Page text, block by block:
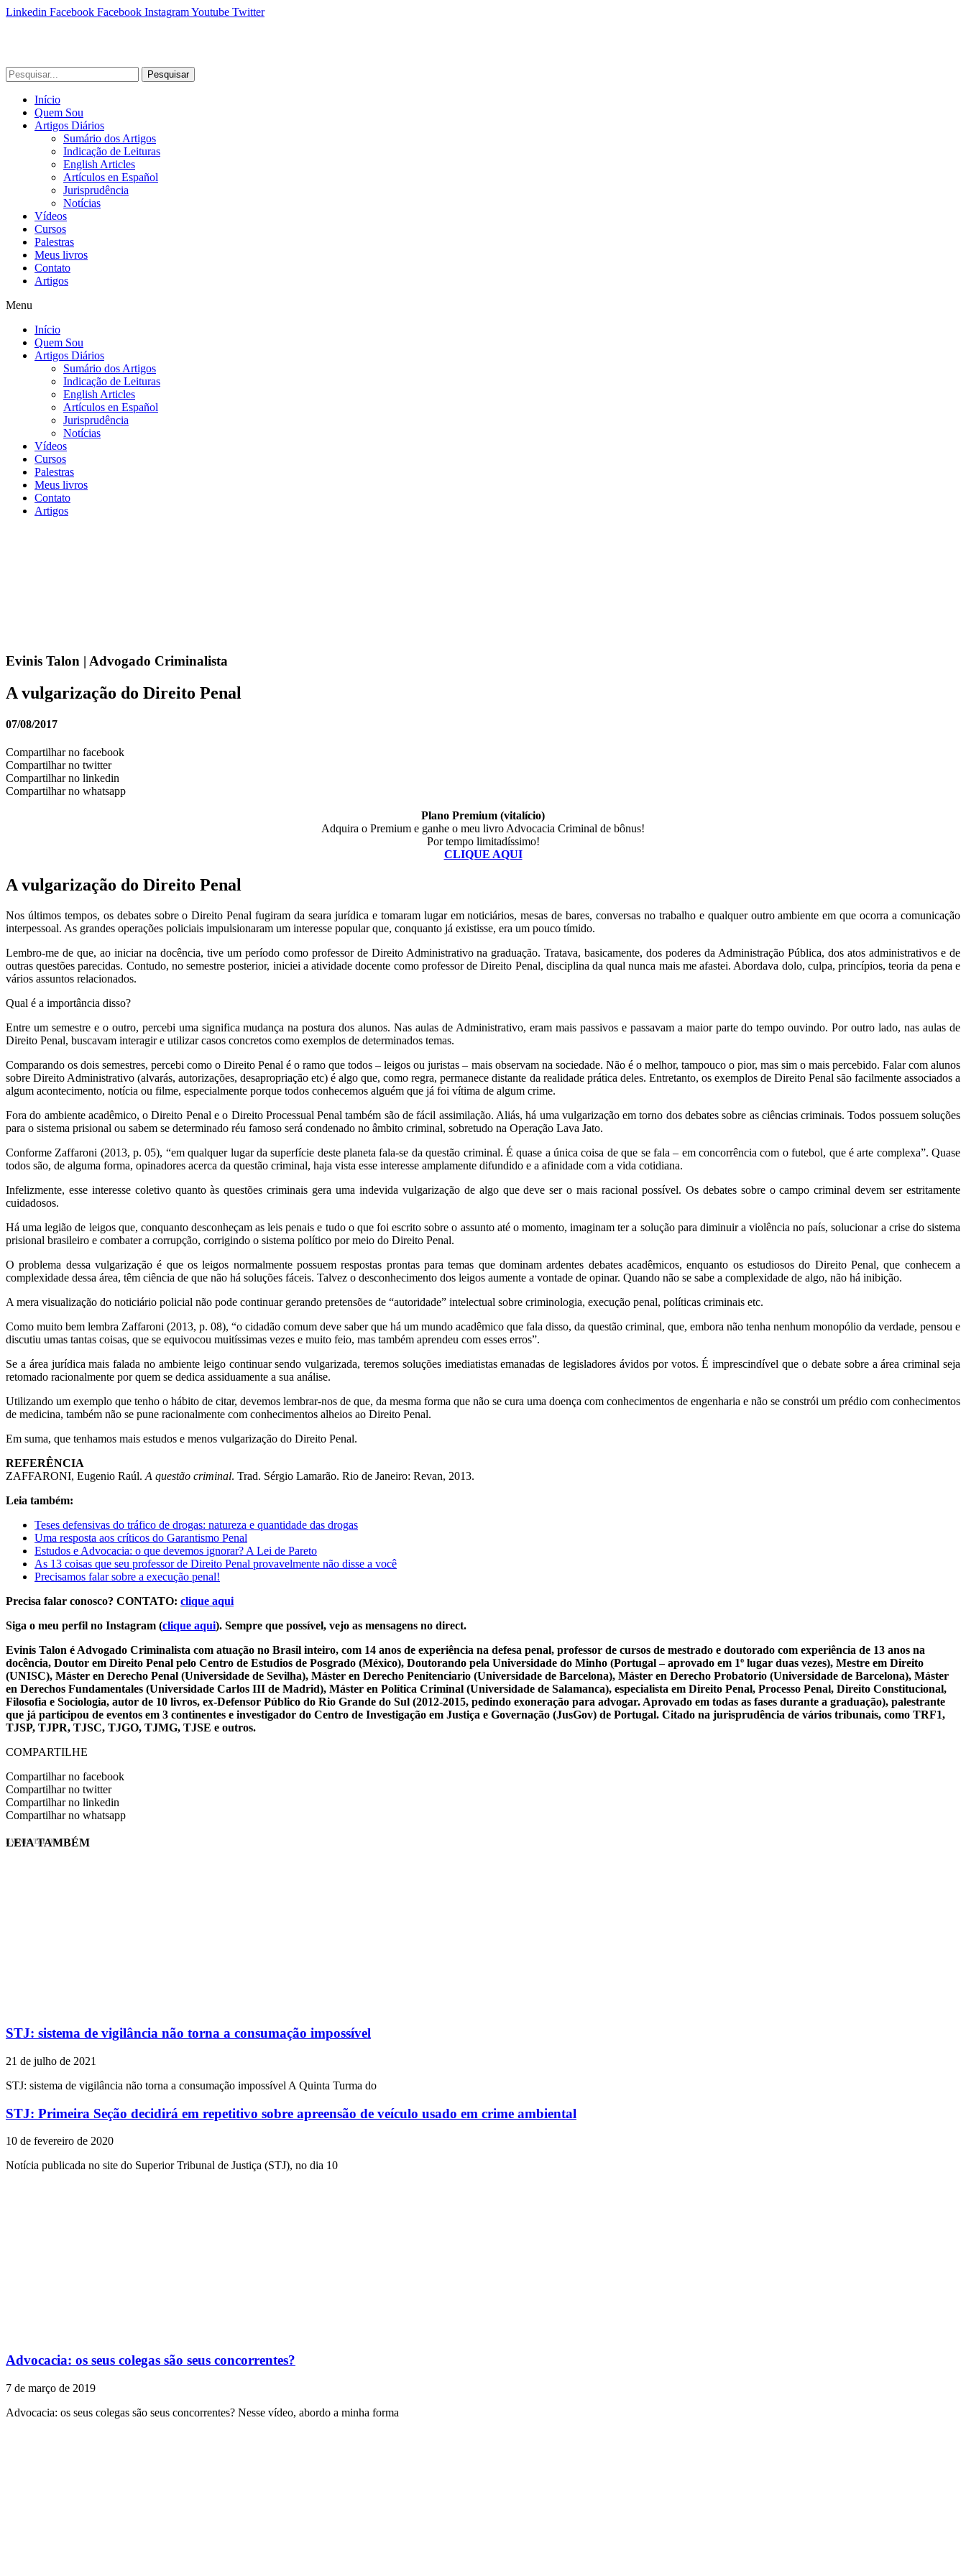
Linkedin Facebook Facebook InstagramYoutube Twitter
Pesquisar
Início
Quem Sou
Artigos Diários
Sumário dos Artigos
Indicação de Leituras
English Articles
Artículos en Español
Jurisprudência
Notícias
Vídeos
Cursos
Palestras
Meus livros
Contato
Artigos
Menu
Início
Quem Sou
Artigos Diários
Sumário dos Artigos
Indicação de Leituras
English Articles
Artículos en Español
Jurisprudência
Notícias
Vídeos
Cursos
Palestras
Meus livros
Contato
Artigos
Evinis Talon | Advogado Criminalista
A vulgarização do Direito Penal
07/08/2017
Compartilhar no facebook
Compartilhar no twitter
Compartilhar no linkedin
Compartilhar no whatsapp
Plano Premium (vitalício)
Adquira o Premium e ganhe o meu livro Advocacia Criminal de bônus!
Por tempo limitadíssimo!
CLIQUE AQUI
A vulgarização do Direito Penal
Nos últimos tempos, os debates sobre o Direito Penal fugiram da seara jurídica e tomaram lugar em noticiários, mesas de bares, conversas no trabalho e qualquer outro ambiente em que ocorra a comunicação
interpessoal. As grandes operações policiais impulsionaram um interesse popular que, conquanto já existisse, era um pouco tímido.
Lembro-me de que, ao iniciar na docência, tive um período como professor de Direito Administrativo na graduação. Tratava, basicamente, dos poderes da Administração Pública, dos atos administrativos e de
outras questões parecidas. Contudo, no semestre posterior, iniciei a atividade docente como professor de Direito Penal, disciplina da qual nunca mais me afastei. Abordava dolo, culpa, princípios, teoria da pena e
vários assuntos relacionados.
Qual é a importância disso?
Entre um semestre e o outro, percebi uma significa mudança na postura dos alunos. Nas aulas de Administrativo, eram mais passivos e passavam a maior parte do tempo ouvindo. Por outro lado, nas aulas de
Direito Penal, buscavam interagir e utilizar casos concretos como exemplos de determinados temas.
Comparando os dois semestres, percebi como o Direito Penal é o ramo que todos – leigos ou juristas – mais observam na sociedade. Não é o melhor, tampouco o pior, mas sim o mais percebido. Falar com alunos
sobre Direito Administrativo (alvarás, autorizações, desapropriação etc) é algo que, como regra, permanece distante da realidade prática deles. Entretanto, os exemplos de Direito Penal são facilmente associados a
algum acontecimento, notícia ou filme, especialmente porque todos conhecemos alguém que já foi vítima de algum crime.
Fora do ambiente acadêmico, o Direito Penal e o Direito Processual Penal também são de fácil assimilação. Aliás, há uma vulgarização em torno dos debates sobre as ciências criminais. Todos possuem soluções
para o sistema prisional ou sabem se determinado réu famoso será condenado no âmbito criminal, sobretudo na Operação Lava Jato.
Conforme Zaffaroni (2013, p. 05), “em qualquer lugar da superfície deste planeta fala-se da questão criminal. É quase a única coisa de que se fala – em concorrência com o futebol, que é arte complexa”. Quase
todos são, de alguma forma, opinadores acerca da questão criminal, haja vista esse interesse amplamente difundido e a afinidade com a vida cotidiana.
Infelizmente, esse interesse coletivo quanto às questões criminais gera uma indevida vulgarização de algo que deve ser o mais racional possível. Os debates sobre o campo criminal devem ser estritamente
cuidadosos.
Há uma legião de leigos que, conquanto desconheçam as leis penais e tudo o que foi escrito sobre o assunto até o momento, imaginam ter a solução para diminuir a violência no país, solucionar a crise do sistema
prisional brasileiro e combater a corrupção, corrigindo o sistema político por meio do Direito Penal.
O problema dessa vulgarização é que os leigos normalmente possuem respostas prontas para temas que dominam ardentes debates acadêmicos, enquanto os estudiosos do Direito Penal, que conhecem a
complexidade dessa área, têm ciência de que não há soluções fáceis. Talvez o desconhecimento dos leigos aumente a vontade de opinar. Quando não se sabe a complexidade de algo, não há inibição.
A mera visualização do noticiário policial não pode continuar gerando pretensões de “autoridade” intelectual sobre criminologia, execução penal, políticas criminais etc.
Como muito bem lembra Zaffaroni (2013, p. 08), “o cidadão comum deve saber que há um mundo acadêmico que fala disso, da questão criminal, que, embora não tenha nenhum monopólio da verdade, pensou e
discutiu umas tantas coisas, que se equivocou muitíssimas vezes e muito feio, mas também aprendeu com esses erros”.
Se a área jurídica mais falada no ambiente leigo continuar sendo vulgarizada, teremos soluções imediatistas emanadas de legisladores ávidos por votos. É imprescindível que o debate sobre a área criminal seja
retomado racionalmente por quem se dedica assiduamente a sua análise.
Utilizando um exemplo que tenho o hábito de citar, devemos lembrar-nos de que, da mesma forma que não se cura uma doença com conhecimentos de engenharia e não se constrói um prédio com conhecimentos
de medicina, também não se pune racionalmente com conhecimentos alheios ao Direito Penal.
Em suma, que tenhamos mais estudos e menos vulgarização do Direito Penal.
REFERÊNCIA
ZAFFARONI, Eugenio Raúl. A questão criminal. Trad. Sérgio Lamarão. Rio de Janeiro: Revan, 2013.
Leia também:
Teses defensivas do tráfico de drogas: natureza e quantidade das drogas
Uma resposta aos críticos do Garantismo Penal
Estudos e Advocacia: o que devemos ignorar? A Lei de Pareto
As 13 coisas que seu professor de Direito Penal provavelmente não disse a você
Precisamos falar sobre a execução penal!
Precisa falar conosco? CONTATO: clique aqui
Siga o meu perfil no Instagram (clique aqui). Sempre que possível, vejo as mensagens no direct.
Evinis Talon é Advogado Criminalista com atuação no Brasil inteiro, com 14 anos de experiência na defesa penal, professor de cursos de mestrado e doutorado com experiência de 13 anos na
docência, Doutor em Direito Penal pelo Centro de Estudios de Posgrado (México), Doutorando pela Universidade do Minho (Portugal – aprovado em 1º lugar duas vezes), Mestre em Direito
(UNISC), Máster en Derecho Penal (Universidade de Sevilha), Máster en Derecho Penitenciario (Universidade de Barcelona), Máster en Derecho Probatorio (Universidade de Barcelona), Máster
en Derechos Fundamentales (Universidade Carlos III de Madrid), Máster en Política Criminal (Universidade de Salamanca), especialista em Direito Penal, Processo Penal, Direito Constitucional,
Filosofia e Sociologia, autor de 10 livros, ex-Defensor Público do Rio Grande do Sul (2012-2015, pedindo exoneração para advogar. Aprovado em todas as fases durante a graduação), palestrante
que já participou de eventos em 3 continentes e investigador do Centro de Investigação em Justiça e Governação (JusGov) de Portugal. Citado na jurisprudência de vários tribunais, como TRF1,
TJSP, TJPR, TJSC, TJGO, TJMG, TJSE e outros.
COMPARTILHE
Compartilhar no facebook
Compartilhar no twitter
Compartilhar no linkedin
Compartilhar no whatsapp
EVINIS TALON
LEIA TAMBÉM
STJ: sistema de vigilância não torna a consumação impossível
21 de julho de 2021
STJ: sistema de vigilância não torna a consumação impossível A Quinta Turma do
STJ: Primeira Seção decidirá em repetitivo sobre apreensão de veículo usado em crime ambiental
10 de fevereiro de 2020
Notícia publicada no site do Superior Tribunal de Justiça (STJ), no dia 10
Advocacia: os seus colegas são seus concorrentes?
7 de março de 2019
Advocacia: os seus colegas são seus concorrentes? Nesse vídeo, abordo a minha forma